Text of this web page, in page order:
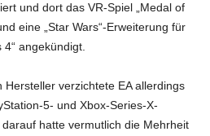
und dort das VR-Spiel „Medal of
eine „Star Wars“-Erweiterung für
angekündigt.
verzichtete EA allerdings
5- und Xbox-Series-X-
hatte vermutlich die Mehrheit